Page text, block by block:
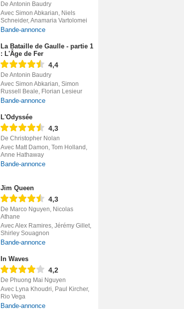
De Antonin Baudry
Avec Simon Abkarian, Niels
Schneider, Anamaria Vartolomei
Bande-annonce
La Bataille de Gaulle - partie 1
: L'Âge de Fer
4,4
De Antonin Baudry
Avec Simon Abkarian, Simon
Russell Beale, Florian Lesieur
Bande-annonce
L'Odyssée
4,3
De Christopher Nolan
Avec Matt Damon, Tom Holland,
Anne Hathaway
Bande-annonce
Jim Queen
4,3
De Marco Nguyen, Nicolas
Athane
Avec Alex Ramires, Jérémy Gillet,
Shirley Souagnon
Bande-annonce
In Waves
4,2
De Phuong Mai Nguyen
Avec Lyna Khoudri, Paul Kircher,
Rio Vega
Bande-annonce